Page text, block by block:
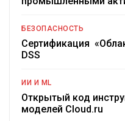
БЕЗОПАСНОСТЬ
Сертификация
DSS
ИИ И ML
Открытый код
моделей Cloud.ru